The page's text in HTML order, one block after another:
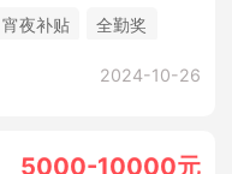
宵夜补贴
全勤奖
2024-10-26
5000-10000元